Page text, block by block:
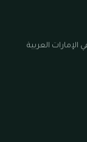
العربية